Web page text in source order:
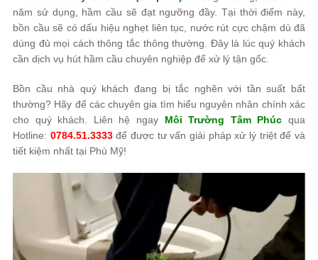
năm sử dụng, hầm cầu sẽ đạt ngưỡng đầy. Tại thời điểm này,
bồn cầu sẽ có dấu hiệu nghẹt liên tục, nước rút cực chậm dù đã
dùng đủ mọi cách thông tắc thông thường. Đây là lúc quý khách
cần dịch vụ hút hầm cầu chuyên nghiệp để xử lý tận gốc.
Bồn cầu nhà quý khách đang bị tắc nghẽn với tần suất bất
thường? Hãy để các chuyên gia tìm hiểu nguyên nhân chính xác
cho quý khách. Liên hệ ngay Môi Trường Tâm Phúc qua
Hotline: 0784.51.3333để được tư vấn giải pháp xử lý triệt để và
tiết kiệm nhất tại Phù Mỹ!